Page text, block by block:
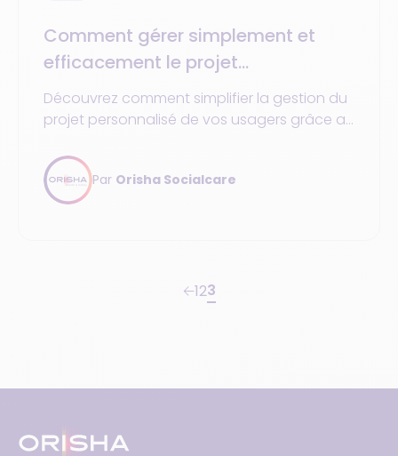
Comment gérer simplement et
efficacement le projet
personnalisé de vos usagers ?
Découvrez comment simplifier la gestion du
projet personnalisé de vos usagers grâce au
ESMS.
Par Orisha Socialcare
123